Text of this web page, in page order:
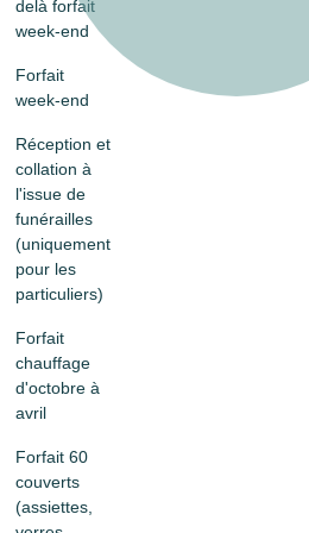
delà forfait
week-end
Forfait
week-end
Réception et
collation à
l'issue de
funérailles
(uniquement
pour les
particuliers)
Forfait
chauffage
d'octobre à
avril
Forfait 60
couverts
(assiettes,